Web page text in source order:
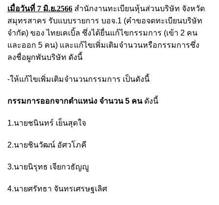
เมื่อวันที่ 7 มิ.ย.2566 สำนักงานทะเบียนหุ้นส่วนบริษัท จังหวัด
สมุทรสาคร รับแบบรายการ บอจ.1 (คําขอจดทะเบียนบริษัท
จำกัด) ของ ไทยเคเบิ้ล ซึ่งได้ยื่นแก้ไขกรรมการ (เข้า 2 คน
และออก 5 คน) และแก้ไขเพิ่มเติมจำนวนหรือกรรมการซึ่ง
ลงชื่อผูกพันบริษัท ดังนี้
-ให้แก้ไขเพิ่มเติมจำนวนกรรมการ เป็นดังนี้
กรรมการออกจากตำแหน่ง จำนวน 5 คนดังนี้
1.นายชนินทร์ เย็นสุดใจ
2.นายชินวัฒน์ อัศวโภคี
3.นายนิรุทธ เจียกวธัญญู
4.นายศรัทธา จันทรเศรษฐเลิศ